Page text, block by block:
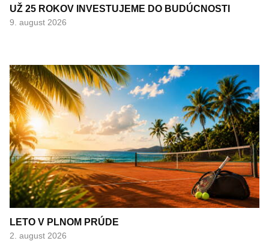
UŽ 25 ROKOV INVESTUJEME DO BUDÚCNOSTI
9. august 2026
LETO V PLNOM PRÚDE
2. august 2026